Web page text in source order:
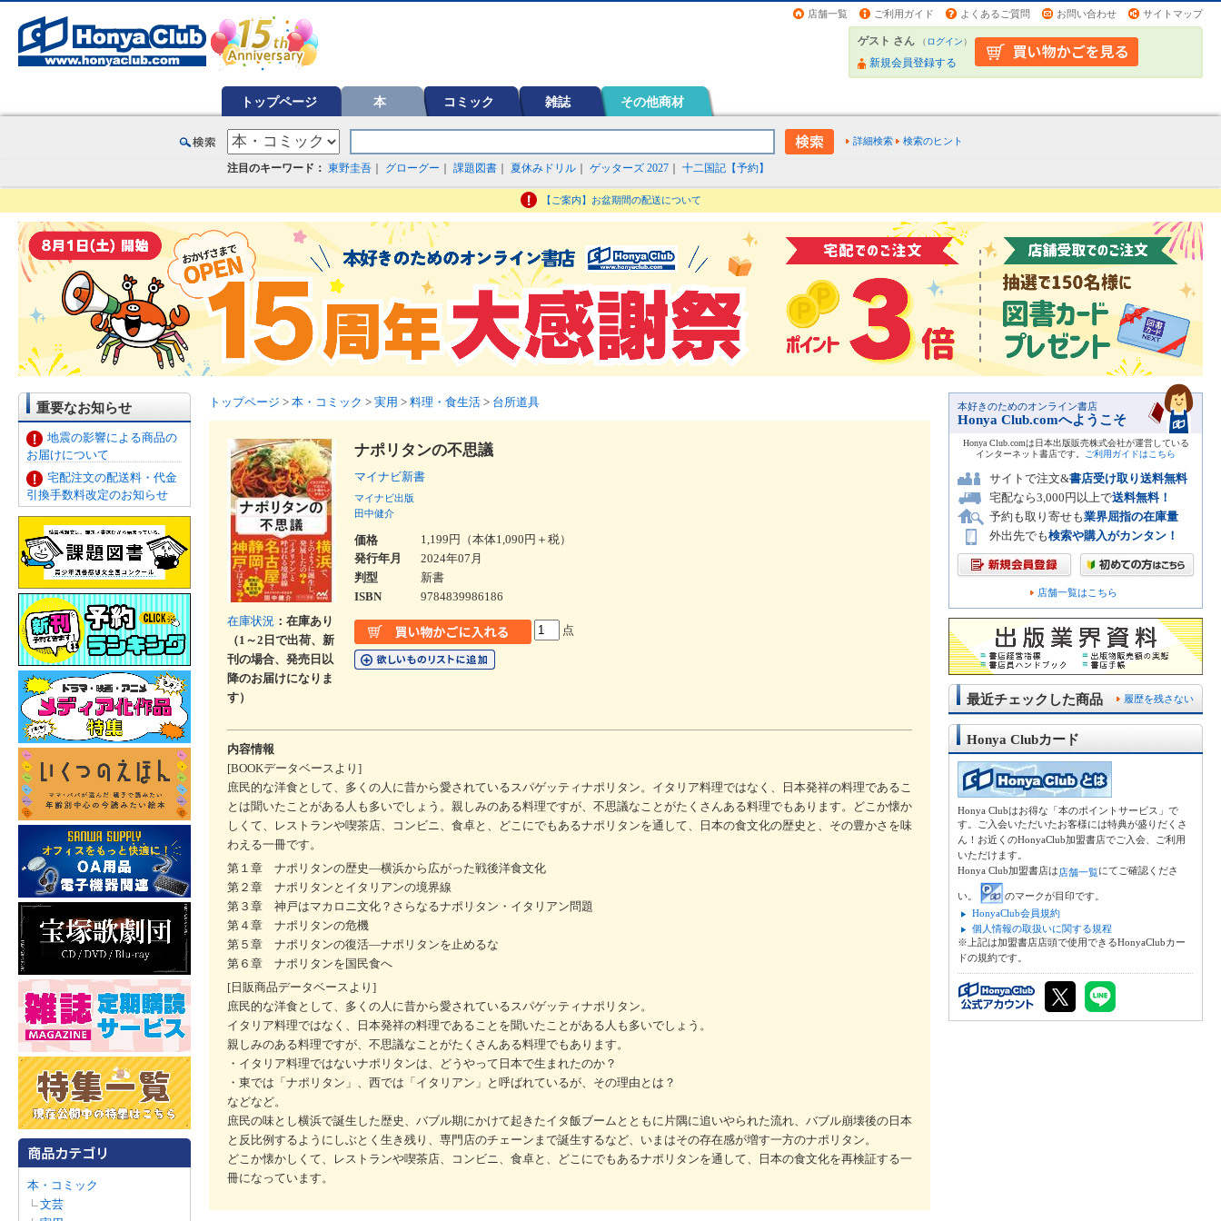
店舗一覧 ご利用ガイド よくあるご質問 お問い合わせ サイトマップ
ゲスト さん （ログイン）
新規会員登録する
トップページ 本 コミック 雑誌 その他商材
詳細検索 検索のヒント
注目のキーワード： 東野圭吾 グローグー 課題図書 夏休みドリル ゲッターズ 2027 十二国記【予約】
【ご案内】お盆期間の配送について
重要なお知らせ
地震の影響による商品の
お届けについて
宅配注文の配送料・代金
引換手数料改定のお知らせ
本・コミック
文芸
トップページ > 本・コミック > 実用 > 料理・食生活 > 台所道具
在庫状況 ：在庫あり
（1～2日で出荷、新
刊の場合、発売日以
降のお届けになりま
す）
ナポリタンの不思議
マイナビ新書
マイナビ出版
田中健介
価格
1,199円（本体1,090円＋税）
発行年月
2024年07月
判型
新書
ISBN
9784839986186
点
内容情報
[BOOKデータベースより]
庶民的な洋食として、多くの人に昔から愛されているスパゲッティナポリタン。イタリア料理ではなく、日本発祥の料理であるこ
とは聞いたことがある人も多いでしょう。親しみのある料理ですが、不思議なことがたくさんある料理でもあります。どこか懐か
しくて、レストランや喫茶店、コンビニ、食卓と、どこにでもあるナポリタンを通して、日本の食文化の歴史と、その豊かさを味
わえる一冊です。
第１章 ナポリタンの歴史―横浜から広がった戦後洋食文化
第２章 ナポリタンとイタリアンの境界線
第３章 神戸はマカロニ文化？さらなるナポリタン・イタリアン問題
第４章 ナポリタンの危機
第５章 ナポリタンの復活―ナポリタンを止めるな
第６章 ナポリタンを国民食へ
[日販商品データベースより]
庶民的な洋食として、多くの人に昔から愛されているスパゲッティナポリタン。
イタリア料理ではなく、日本発祥の料理であることを聞いたことがある人も多いでしょう。
親しみのある料理ですが、不思議なことがたくさんある料理でもあります。
・イタリア料理ではないナポリタンは、どうやって日本で生まれたのか？
・東では「ナポリタン」、西では「イタリアン」と呼ばれているが、その理由とは？
などなど。
庶民の味とし横浜で誕生した歴史、バブル期にかけて起きたイタ飯ブームとともに片隅に追いやられた流れ、バブル崩壊後の日本
と反比例するようにしぶとく生き残り、専門店のチェーンまで誕生するなど、いまはその存在感が増す一方のナポリタン。
どこか懐かしくて、レストランや喫茶店、コンビニ、食卓と、どこにでもあるナポリタンを通して、日本の食文化を再検証する一
冊になっています。
本好きのためのオンライン書店
Honya Club.comへようこそ
Honya Club.comは日本出版販売株式会社が運営している
インターネット書店です。
ご利用ガイドはこちら
サイトで注文&書店受け取り送料無料
宅配なら3,000円以上で送料無料！
予約も取り寄せも業界屈指の在庫量
外出先でも検索や購入がカンタン！
店舗一覧はこちら
履歴を残さない
最近チェックした商品
Honya Clubカード
Honya Clubはお得な「本のポイントサービス」で
す。ご入会いただいたお客様には特典が盛りだくさ
ん！お近くのHonyaClub加盟書店でご入会、ご利用
いただけます。
Honya Club加盟書店は店舗一覧にてご確認くださ
い。
のマークが目印です。
HonyaClub会員規約
個人情報の取扱いに関する規程
※上記は加盟書店店頭で使用できるHonyaClubカー
ドの規約です。